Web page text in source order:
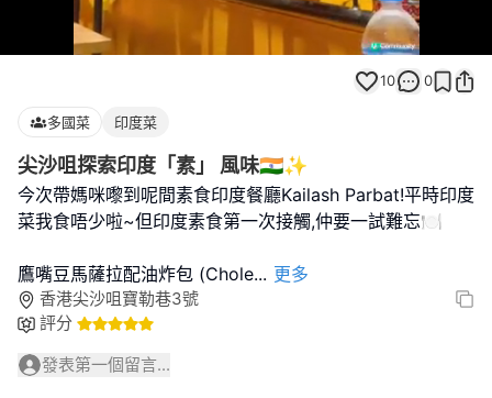
100.00%
10 0
多國菜 印度菜
尖沙咀探索印度「素」 風味🇮🇳✨
今次帶媽咪嚟到呢間素食印度餐廳Kailash Parbat!平時印度
菜我食唔少啦~但印度素食第一次接觸,仲要一試難忘🍽️
鷹嘴豆馬薩拉配油炸包 (Chole... 更多
香港尖沙咀寶勒巷3號
評分
發表第一個留言...